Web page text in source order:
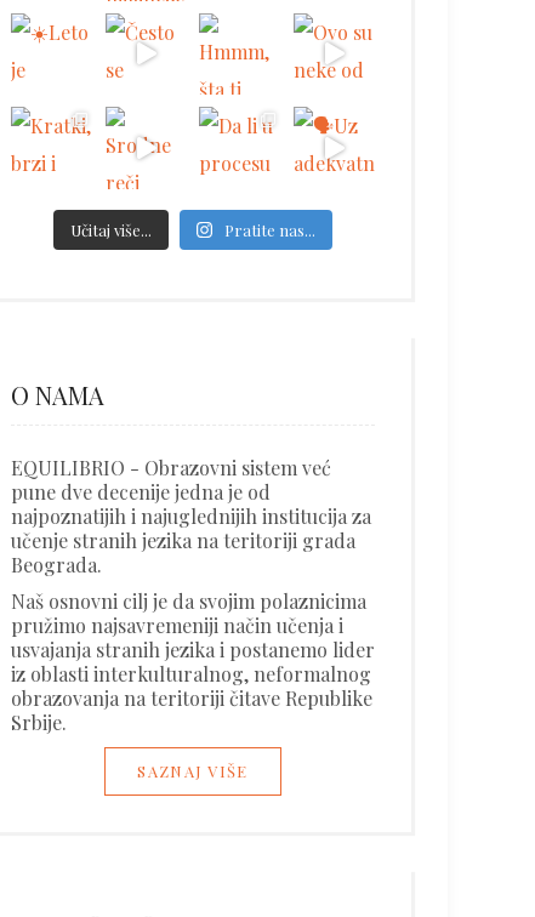
Učitaj više... Pratite nas...
O NAMA
EQUILIBRIO - Obrazovni sistem već
pune dve decenije jedna je od
najpoznatijih i najuglednijih institucija za
učenje stranih jezika na teritoriji grada
Beograda.
Naš osnovni cilj je da svojim polaznicima
pružimo najsavremeniji način učenja i
usvajanja stranih jezika i postanemo lider
iz oblasti interkulturalnog, neformalnog
obrazovanja na teritoriji čitave Republike
Srbije.
SAZNAJ VIŠE